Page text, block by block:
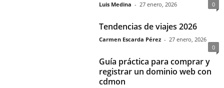
Luis Medina - 27 enero, 2026 0
Tendencias de viajes 2026
Carmen Escarda Pérez - 27 enero, 2026
0
Guía práctica para comprar y
registrar un dominio web con
cdmon